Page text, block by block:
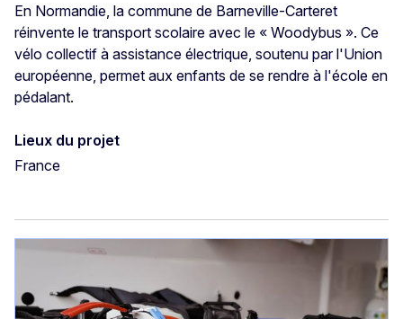
En Normandie, la commune de Barneville-Carteret
réinvente le transport scolaire avec le « Woodybus ». Ce
vélo collectif à assistance électrique, soutenu par l'Union
européenne, permet aux enfants de se rendre à l'école en
pédalant.
Lieux du projet
France